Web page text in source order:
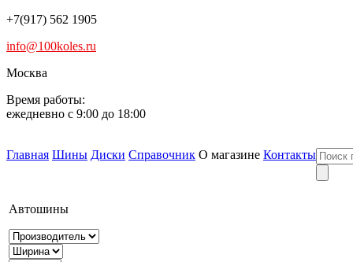
+7(917) 562 1905
info@100koles.ru
Москва
Время работы:
ежедневно с 9:00 до 18:00
Главная Шины Диски Справочник О магазине Контакты
Автошины